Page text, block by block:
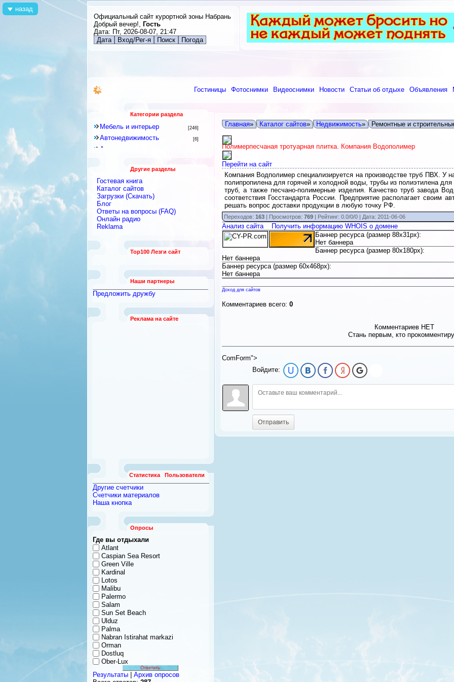
Официальный сайт курортной зоны Набрань
Добрый вечер!, Гость
Дата: Пт, 2026-08-07, 21:47
Дата
Вход/Рег-я Поиск Погода
Гостиницы Фотоснимки Видеоснимки Новости Статьи об отдыхе Объявления
Категории раздела
Мебель и интерьер [246]
Автонедвижимость [6]
Аренда квартир и комнат
Строительное оборудование
Перевозки
Посуточная аренда
Ремонтные и строительные
материалы
Строительные и ремонтные
работы
Безопасность и охрана
Бытовая техника
Другие разделы
Гостевая книга
Каталог сайтов
Загрузки (Скачать)
Блог
Ответы на вопросы (FAQ)
Онлайн радио
Reklama
Top100 Лезги сайт
Наши партнеры
Предложить дружбу
Реклама на сайте
Статистика Пользователи
Другие счетчики
Счетчики материалов
Наша кнопка
Опросы
Где вы отдыхали
Atlant
Caspian Sea Resort
Green Ville
Kardinal
Lotos
Malibu
Palermo
Salam
Sun Set Beach
Ulduz
Palma
Nabran Istirahat markazi
Orman
Dostluq
Ober-Lux
Результаты
Архив опросов
Главная» Каталог сайтов» Недвижимость» Ремонтные и
Полимерпесчаная тротуарная плитка. Компания Водополимер
Перейти на сайт
Компания Водполимер специализируется на производстве труб ПВХ. У
полипропилена для горячей и холодной воды, трубы из полиэтилена
труб, а также песчано-полимерные изделия. Качество труб завода
соответствия Госстандарта России. Предприятие располагает своим
решать вопрос доставки продукции в любую точку РФ.
Переходов: 163| Просмотров: 769| Рейтинг: 0.0/0/0 | Дата: 2011-06-06
Анализ сайта
Получить информацию WHOIS о домене
Баннер ресурса (размер 88x31px):
Нет баннера
Баннер ресурса (размер 80x180px):
Нет баннера
Баннер ресурса (размер 60x468px):
Нет баннера
Доход для сайтов
Комментариев всего: 0
Комментариев НЕТ
Стань первым, кто
ComForm">
Войдите:
Отправить
назад